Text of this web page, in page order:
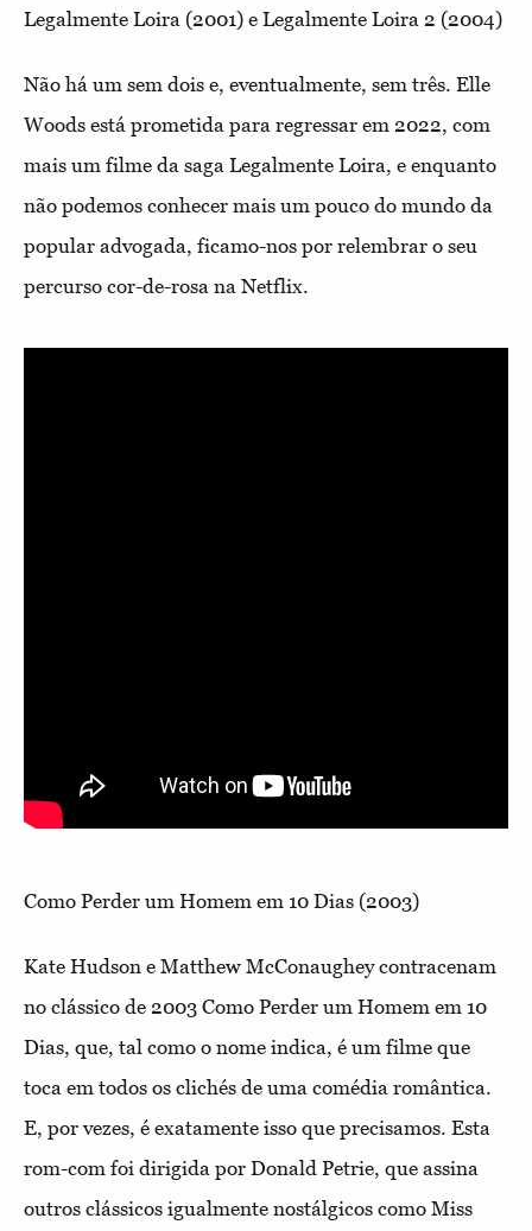
Legalmente Loira (2001) e Legalmente Loira 2 (2004)
Não há um sem dois e, eventualmente, sem três. Elle
Woods está prometida para regressar em 2022, com
mais um filme da saga Legalmente Loira, e enquanto
não podemos conhecer mais um pouco do mundo da
popular advogada, ficamo-nos por relembrar o seu
percurso cor-de-rosa na Netflix.
Como Perder um Homem em 10 Dias (2003)
Kate Hudson e Matthew McConaughey contracenam
no clássico de 2003 Como Perder um Homem em 10
Dias, que, tal como o nome indica, é um filme que
toca em todos os clichés de uma comédia romântica.
E, por vezes, é exatamente isso que precisamos. Esta
rom-com foi dirigida por Donald Petrie, que assina
outros clássicos igualmente nostálgicos como Miss